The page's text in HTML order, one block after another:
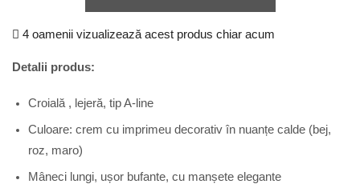
4 oamenii vizualizează acest produs chiar acum
Detalii produs:
Croială , lejeră, tip A-line
Culoare: crem cu imprimeu decorativ în nuanțe calde (bej,
roz, maro)
Mâneci lungi, ușor bufante, cu manșete elegante